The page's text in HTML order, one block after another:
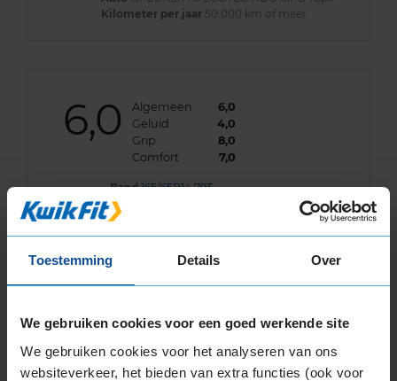
Toestemming Details Over
We gebruiken cookies voor een goed werkende site
We gebruiken cookies voor het analyseren van ons
websiteverkeer, het bieden van extra functies (ook voor
Kilometer per jaar 50.000 km of meer
6,0 Algemeen
6,0
Geluid
4,0
Grip
8,0
Comfort
7,0
Band 165/65R14 79T
Datum beoordeling
12 september 2023
Type rijder
Auto PEUGEOT 108 1.0 VTi HB 3-cil. B 69pk
maken.